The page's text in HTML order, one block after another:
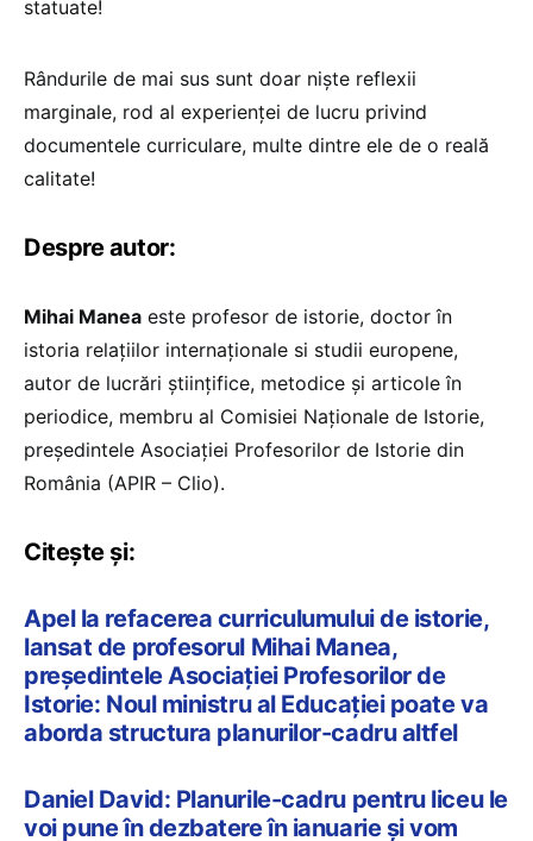
statuate!
Rândurile de mai sus sunt doar niște reflexii
marginale, rod al experienței de lucru privind
documentele curriculare, multe dintre ele de o reală
calitate!
Despre autor:
Mihai Manea este profesor de istorie, doctor în
istoria relațiilor internaționale si studii europene,
autor de lucrări științifice, metodice și articole în
periodice, membru al Comisiei Naționale de Istorie,
președintele Asociației Profesorilor de Istorie din
România (APIR – Clio).
Citește și:
Apel la refacerea curriculumului de istorie,
lansat de profesorul Mihai Manea,
președintele Asociației Profesorilor de
Istorie: Noul ministru al Educației poate va
aborda structura planurilor-cadru altfel
Daniel David: Planurile-cadru pentru liceu le
voi pune în dezbatere în ianuarie și vom